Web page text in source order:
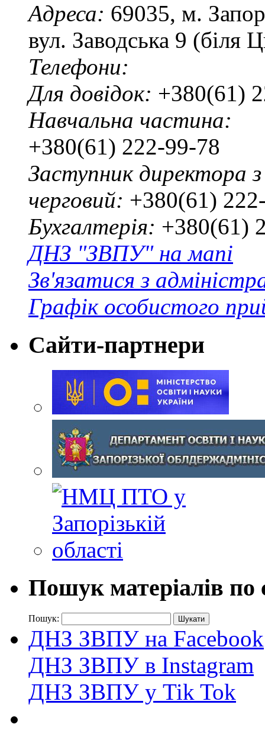
Адреса: 69035, м.
вул. Заводська 9 (біля
Телефони:
Для довідок: +380(61)
Навчальна частина:
+380(61) 222-99-78
Заступник директора
черговий: +380(61)
Бухгалтерія: +380(61)
ДНЗ "ЗВПУ" на мапі
Зв'язатися з
Графік особистого
Сайти-партнери
Пошук матеріалів по
Пошук:
ДНЗ ЗВПУ на Facebook
ДНЗ ЗВПУ в Instagram
ДНЗ ЗВПУ у Tik Tok